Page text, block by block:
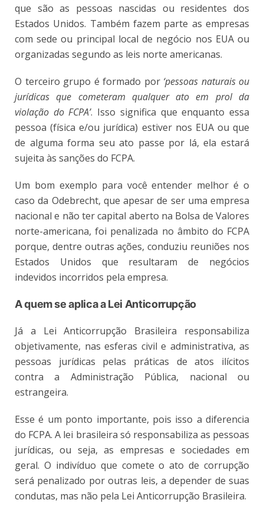
que são as pessoas nascidas ou residentes dos
Estados Unidos. Também fazem parte as empresas
com sede ou principal local de negócio nos EUA ou
organizadas segundo as leis norte americanas.
O terceiro grupo é formado por ‘pessoas naturais ou
jurídicas que cometeram qualquer ato em prol da
violação do FCPA’. Isso significa que enquanto essa
pessoa (física e/ou jurídica) estiver nos EUA ou que
de alguma forma seu ato passe por lá, ela estará
sujeita às sanções do FCPA.
Um bom exemplo para você entender melhor é o
caso da Odebrecht, que apesar de ser uma empresa
nacional e não ter capital aberto na Bolsa de Valores
norte-americana, foi penalizada no âmbito do FCPA
porque, dentre outras ações, conduziu reuniões nos
Estados Unidos que resultaram de negócios
indevidos incorridos pela empresa.
A quem se aplica a Lei Anticorrupção
Já a Lei Anticorrupção Brasileira responsabiliza
objetivamente, nas esferas civil e administrativa, as
pessoas jurídicas pelas práticas de atos ilícitos
contra a Administração Pública, nacional ou
estrangeira.
Esse é um ponto importante, pois isso a diferencia
do FCPA. A lei brasileira só responsabiliza as pessoas
jurídicas, ou seja, as empresas e sociedades em
geral. O indivíduo que comete o ato de corrupção
será penalizado por outras leis, a depender de suas
condutas, mas não pela Lei Anticorrupção Brasileira.